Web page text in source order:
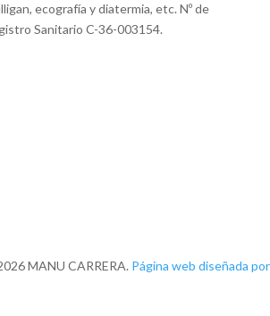
ecografía y diatermia, etc. Nº de
Sanitario C-36-003154.
MANU CARRERA. Página web diseñada